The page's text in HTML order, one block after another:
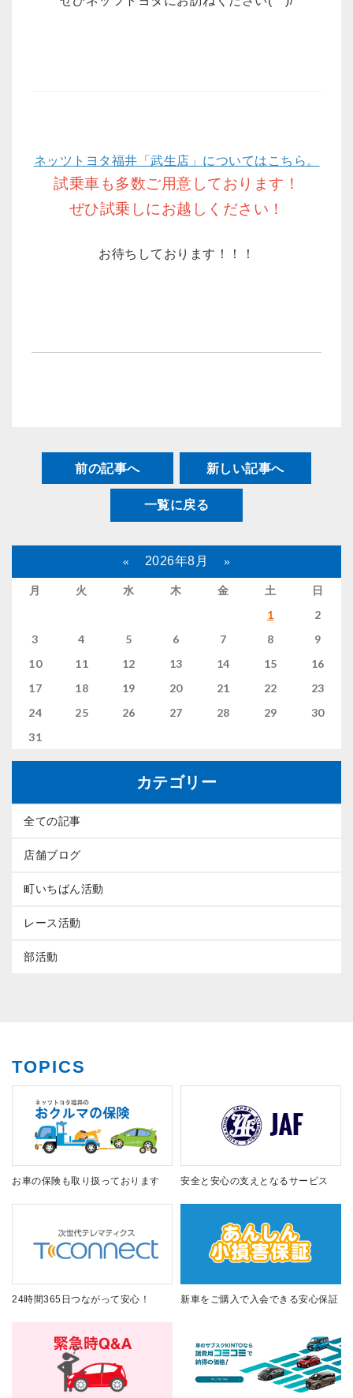
ネッツトヨタ福井「武生店」についてはこちら。
試乗車も多数ご用意しております！
ぜひ試乗しにお越しください！
お待ちしております！！！
前の記事へ 新しい記事へ
一覧に戻る
« 2026年8月 »
月 火 水 木 金 土
日
1
2
3
4 5 6 7 8
9
10
11 12 13 14 15
16
17
18 19 20 21 22
23
24
25 26 27 28 29
30
31
カテゴリー
全ての記事
店舗ブログ
町いちばん活動
レース活動
部活動
TOPICS
お車の保険も取り扱っております 安全と安心の支えとなるサービス
24時間365日つながって安心！ 新車をご購入で入会できる安心保証